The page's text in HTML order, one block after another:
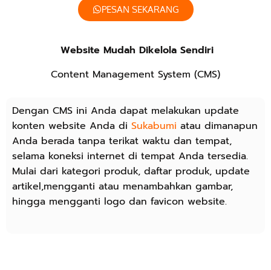
PESAN SEKARANG
Website Mudah Dikelola Sendiri
Content Management System (CMS)
Dengan CMS ini Anda dapat melakukan update
konten website Anda di Sukabumi atau dimanapun
Anda berada tanpa terikat waktu dan tempat,
selama koneksi internet di tempat Anda tersedia.
Mulai dari kategori produk, daftar produk, update
artikel,mengganti atau menambahkan gambar,
hingga mengganti logo dan favicon website.